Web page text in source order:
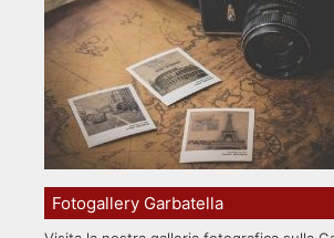
Fotogallery Garbatella